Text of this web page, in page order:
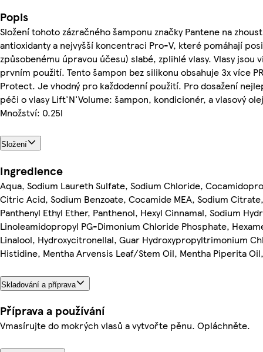
Popis
Složení tohoto zázračného šamponu značky Pantene na
antioxidanty a nejvyšší koncentraci Pro-V, které pomáhají
způsobenému úpravou účesu) slabé, zplihlé vlasy. Vlasy jsou
prvním použití. Tento šampon bez silikonu obsahuje 3x více
Protect. Je vhodný pro každodenní použití. Pro dosažení
péči o vlasy Lift'N'Volume: šampon, kondicionér, a vlasový
Množství: 0.25l
Složení
Ingredience
Aqua, Sodium Laureth Sulfate, Sodium Chloride,
Citric Acid, Sodium Benzoate, Cocamide MEA, Sodium
Panthenyl Ethyl Ether, Panthenol, Hexyl Cinnamal, Sodium
Linoleamidopropyl PG-Dimonium Chloride Phosphate,
Linalool, Hydroxycitronellal, Guar Hydroxypropyltrimonium
Histidine, Mentha Arvensis Leaf/Stem Oil, Mentha Piperita
Skladování a příprava
Příprava a používání
Vmasírujte do mokrých vlasů a vytvořte pěnu. Opláchněte.